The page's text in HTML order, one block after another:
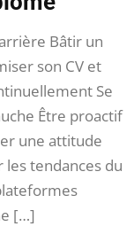
Bâtir un
son CV et
Se
Être proactif
une attitude
les tendances du
[…]